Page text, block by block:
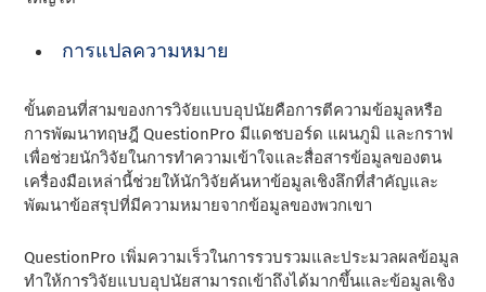
การแปลความหมาย
ขั้นตอนที่สามของการวิจัยแบบอุปนัยคือการตีความข้อมูลหรือ
การพัฒนาทฤษฎี QuestionPro มีแดชบอร์ด แผนภูมิ และกราฟ
เพื่อช่วยนักวิจัยในการทําความเข้าใจและสื่อสารข้อมูลของตน
เครื่องมือเหล่านี้ช่วยให้นักวิจัยค้นหาข้อมูลเชิงลึกที่สําคัญและ
พัฒนาข้อสรุปที่มีความหมายจากข้อมูลของพวกเขา
QuestionPro เพิ่มความเร็วในการรวบรวมและประมวลผลข้อมูล
ทําให้การวิจัยแบบอุปนัยสามารถเข้าถึงได้มากขึ้นและข้อมูลเชิง